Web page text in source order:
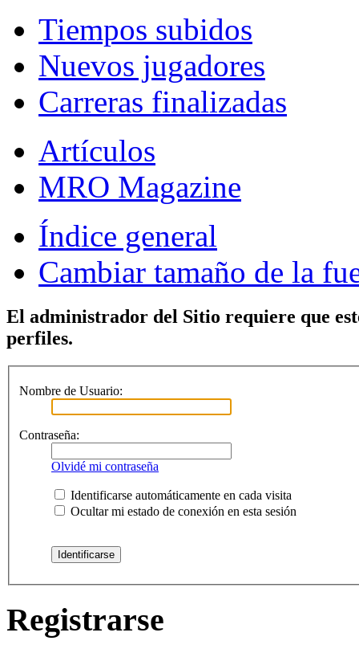
Tiempos subidos
Nuevos jugadores
Carreras finalizadas
Artículos
MRO Magazine
Índice general
Cambiar tamaño de la
El administrador del Sitio requiere que
perfiles.
Nombre de Usuario:
Contraseña:
Olvidé mi contraseña
Identificarse automáticamente en cada visita
Ocultar mi estado de conexión en esta sesión
Registrarse